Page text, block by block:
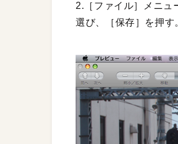
2.［ファイル］メニ
選び、［保存］を押す